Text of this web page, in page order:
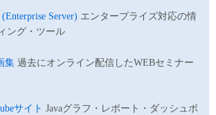
(Enterprise Server) エンタープライズ対応の情
ング・ツール
集 過去にオンライン配信したWEBセミナー
サイト Javaグラフ・レポート・ダッシュボ